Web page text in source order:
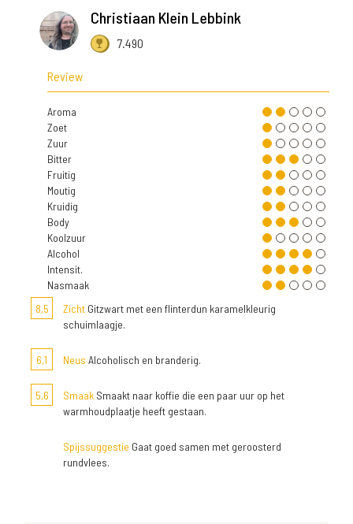
Christiaan Klein Lebbink
7.490
Review
Aroma
Zoet
Zuur
Bitter
Fruitig
Moutig
Kruidig
Body
Koolzuur
Alcohol
Intensit.
Nasmaak
8,5
Zicht Gitzwart met een flinterdun karamelkleurig
schuimlaagje.
6,1 Neus Alcoholisch en branderig.
5,6 Smaak Smaakt naar koffie die een paar uur op het
warmhoudplaatje heeft gestaan.
Spijssuggestie Gaat goed samen met geroosterd
rundvlees.